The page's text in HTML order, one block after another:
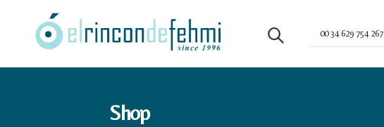
00 34 629 754 267
Shop